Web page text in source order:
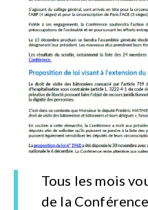
Tous les mois
de la